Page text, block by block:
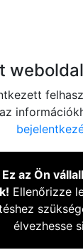
Ez az Ön
Ellenőrizze
élvezhesse